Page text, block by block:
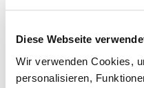
Diese Webseite
Wir verwenden Cookies,
personalisieren,
bei Bedarf individuell
vollständigen
(idealerweise